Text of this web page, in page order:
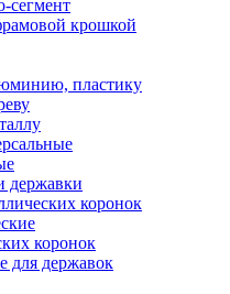
сегмент
крошкой
пластику
державки
коронок
коронок
для державок